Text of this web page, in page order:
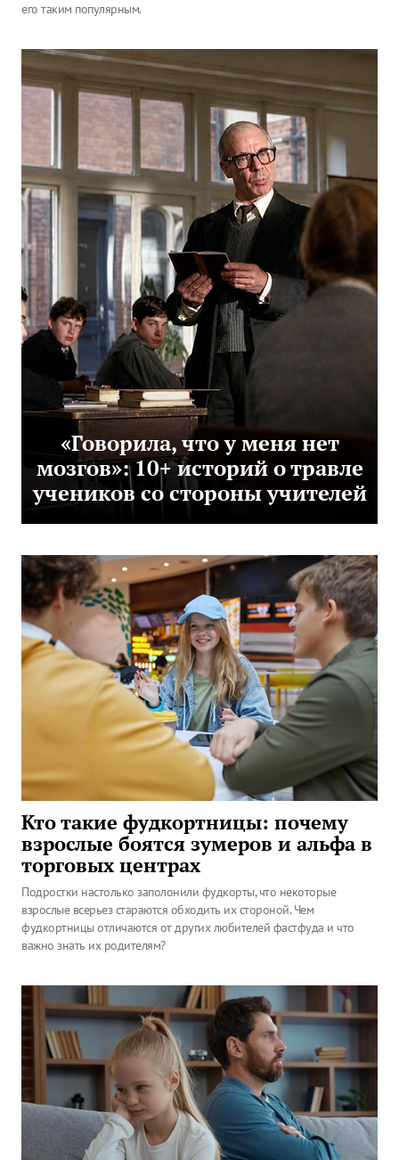
его таким популярным.
«Говорила, что у меня нет
мозгов»: 10+ историй о травле
учеников со стороны учителей
Кто такие фудкортницы: почему
взрослые боятся зумеров и альфа в
торговых центрах
Подростки настолько заполонили фудкорты, что некоторые
взрослые всерьез стараются обходить их стороной. Чем
фудкортницы отличаются от других любителей фастфуда и что
важно знать их родителям?